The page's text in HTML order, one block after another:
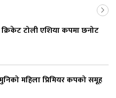
टोली एशिया कपमा छनोट
महिला प्रिमियर कपको समूह